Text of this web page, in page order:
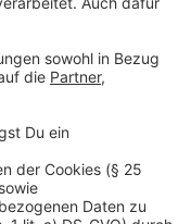
'Recht auf
angelegt ist,
der meine
Parteien, an die